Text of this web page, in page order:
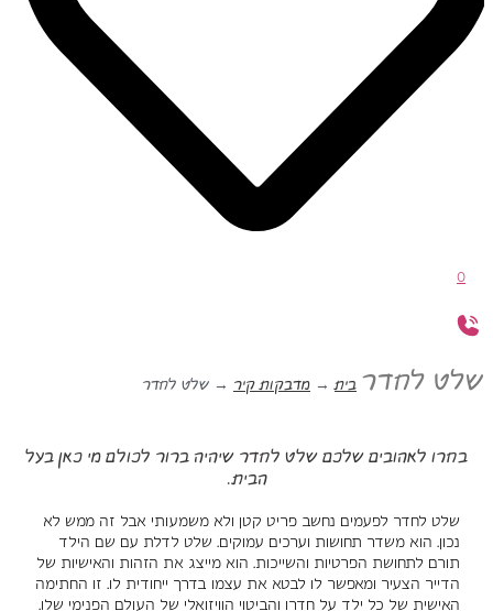
0
שלט לחדר בית→ מדבקות קיר → שלט לחדר
בחרו לאהובים שלכם שלט לחדר שיהיה ברור לכולם מי כאן בעל
הבית.
שלט לחדר לפעמים נחשב פריט קטן ולא משמעותי אבל זה ממש לא
נכון. הוא משדר תחושות וערכים עמוקים. שלט לדלת עם שם הילד
תורם לתחושת הפרטיות והשייכות. הוא מייצג את הזהות והאישיות של
הדייר הצעיר ומאפשר לו לבטא את עצמו בדרך ייחודית לו. זו החתימה
האישית של כל ילד על חדרו והביטוי הוויזואלי של העולם הפנימי שלו.